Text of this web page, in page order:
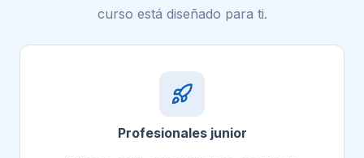
curso está diseñado para ti.
Profesionales junior